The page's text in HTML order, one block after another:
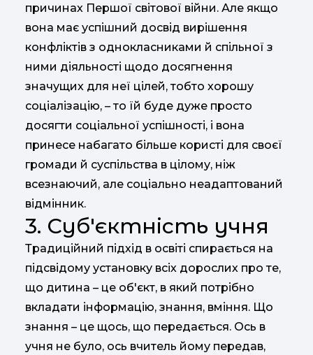
причинах Першої світової війни. Але якщо
вона має успішний досвід вирішення
конфліктів з однокласниками й спільної з
ними діяльності щодо досягнення
значущих для неї цілей, тобто хорошу
соціалізацію, – то їй буде дуже просто
досягти соціальної успішності, і вона
принесе набагато більше користі для своєї
громади й суспільства в цілому, ніж
всезнаючий, але соціально неадаптований
відмінник.
3. Суб'єктність учня
Традиційний підхід в освіті спирається на
підсвідому установку всіх дорослих про те,
що дитина – це об'єкт, в який потрібно
вкладати інформацію, знання, вміння. Що
знання – це щось, що передається. Ось в
учня не було, ось вчитель йому передав,